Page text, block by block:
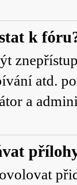
k
atd.
a